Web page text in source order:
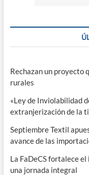
Rechazan un proyecto
rurales
«Ley de Inviolabilidad
extranjerización de la
Septiembre Textil
avance de las
La FaDeCS fortalece
una jornada integral